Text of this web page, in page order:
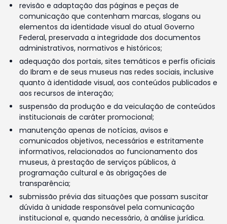
revisão e adaptação das páginas e peças de
comunicação que contenham marcas, slogans ou
elementos da identidade visual do atual Governo
Federal, preservada a integridade dos documentos
administrativos, normativos e históricos;
adequação dos portais, sites temáticos e perfis oficiais
do Ibram e de seus museus nas redes sociais, inclusive
quanto à identidade visual, aos conteúdos publicados e
aos recursos de interação;
suspensão da produção e da veiculação de conteúdos
institucionais de caráter promocional;
manutenção apenas de notícias, avisos e
comunicados objetivos, necessários e estritamente
informativos, relacionados ao funcionamento dos
museus, à prestação de serviços públicos, à
programação cultural e às obrigações de
transparência;
submissão prévia das situações que possam suscitar
dúvida à unidade responsável pela comunicação
institucional e, quando necessário, à análise jurídica.